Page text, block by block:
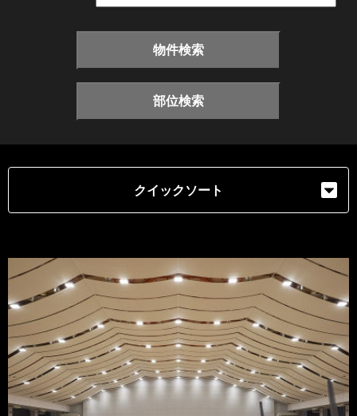
物件検索
部位検索
クイックソート